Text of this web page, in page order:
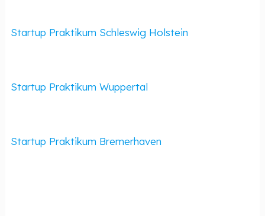
Startup Praktikum Schleswig Holstein
Startup Praktikum Wuppertal
Startup Praktikum Bremerhaven